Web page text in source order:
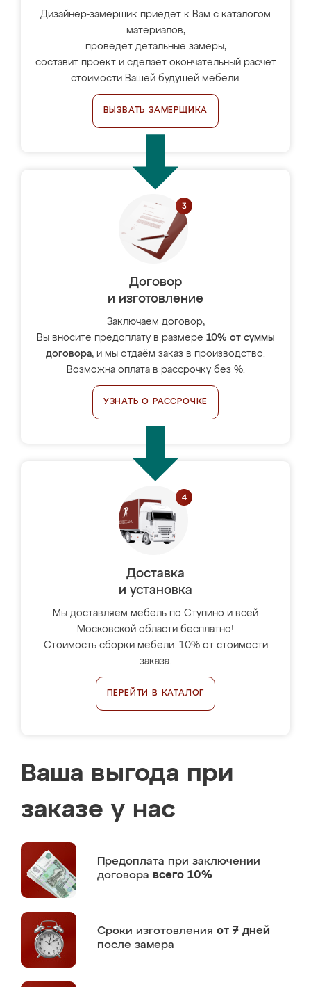
Дизайнер-замерщик приедет к Вам с каталогом
материалов,
проведёт детальные замеры,
составит проект и сделает окончательный расчёт
стоимости Вашей будущей мебели.
ВЫЗВАТЬ ЗАМЕРЩИКА
Договор
и изготовление
Заключаем договор,
Вы вносите предоплату в размере 10% от суммы
договора, и мы отдаём заказ в производство.
Возможна оплата в рассрочку без %.
УЗНАТЬ О РАССРОЧКЕ
Доставка
и установка
Мы доставляем мебель по Ступино и всей
Московской области бесплатно!
Стоимость сборки мебели: 10% от стоимости
заказа.
ПЕРЕЙТИ В КАТАЛОГ
Ваша выгода при
заказе у нас
Предоплата при заключении
договора всего 10%
Сроки изготовления от 7 дней
после замера